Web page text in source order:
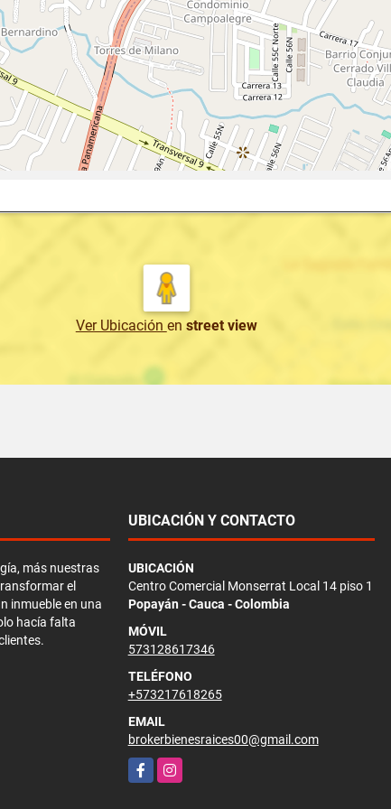
Ver Ubicación en street view
más nuestras
el
inmueble en una
hacía falta
UBICACIÓN Y CONTACTO
UBICACIÓN
Centro Comercial Monserrat Local 14 piso 1
Popayán - Cauca - Colombia
MÓVIL
573128617346
TELÉFONO
+573217618265
EMAIL
brokerbienesraices00@gmail.com
FacebookInstagram